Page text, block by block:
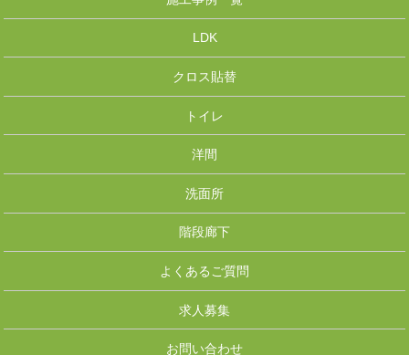
LDK
クロス貼替
トイレ
洋間
洗面所
階段廊下
よくあるご質問
求人募集
お問い合わせ